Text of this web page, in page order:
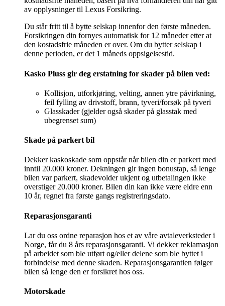
av opplysninger til Lexus Forsikring.
Du står fritt til å bytte selskap innenfor den første måneden.
Forsikringen din fornyes automatisk for 12 måneder etter at
den kostadsfrie måneden er over. Om du bytter selskap i
denne perioden, er det 1 måneds oppsigelsestid.
Kasko Pluss gir deg erstatning for skader på bilen ved:
Kollisjon, utfor­kjøring, velting, annen ytre påvirkning,
feil fylling av drivstoff, brann, tyveri/forsøk på tyveri
Glasskader (gjelder også skader på glasstak med
ubegrenset sum)
Skade på parkert bil
Dekker kaskoskade som oppstår når bilen din er parkert med
inntil 20.000 kroner. Dekningen gir ingen bonustap, så lenge
bilen var parkert, skadevolder ukjent og utbetalingen ikke
overstiger 20.000 kroner. Bilen din kan ikke være eldre enn
10 år, regnet fra første gangs registreringsdato.
Reparasjonsgaranti
Lar du oss ordne reparasjon hos et av våre avtale­verksteder i
Norge, får du 8 års reparasjons­garanti. Vi dekker reklamasjon
på arbeidet som ble utført og/eller delene som ble byttet i
forbindelse med denne skaden. Reparasjonsgarantien følger
bilen så lenge den er forsikret hos oss.
Motorskade